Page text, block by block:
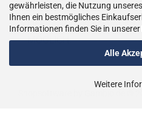
gewährleisten, die Nutzung
Ihnen ein bestmögliches
Informationen finden Sie in unserer
Alle
Weitere
SPEDITIONSVERSAND.
LIEFERUNGEN AN
MÖGLICH.